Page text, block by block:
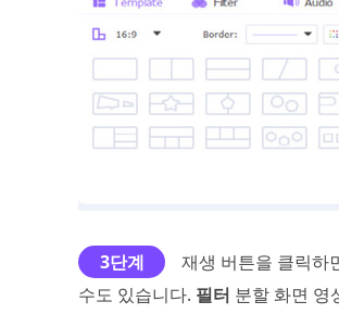
3단계
재생 버튼을 클릭하
수도 있습니다. 필터 분할 화면 영